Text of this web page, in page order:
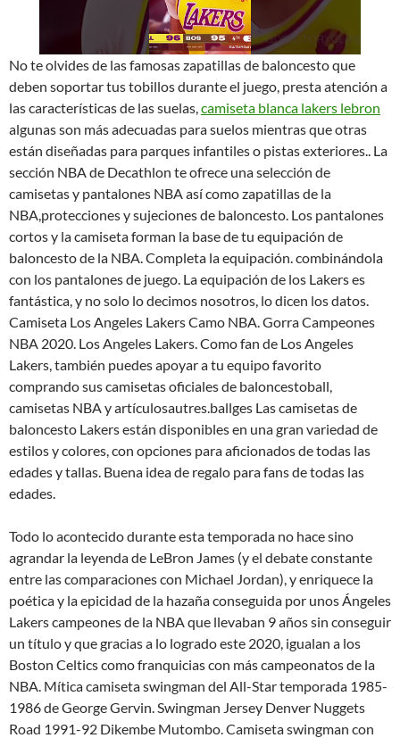
No te olvides de las famosas zapatillas de baloncesto que
deben soportar tus tobillos durante el juego, presta atención a
las características de las suelas, camiseta blanca lakers lebron
algunas son más adecuadas para suelos mientras que otras
están diseñadas para parques infantiles o pistas exteriores.. La
sección NBA de Decathlon te ofrece una selección de
camisetas y pantalones NBA así como zapatillas de la
NBA,protecciones y sujeciones de baloncesto. Los pantalones
cortos y la camiseta forman la base de tu equipación de
baloncesto de la NBA. Completa la equipación. combinándola
con los pantalones de juego. La equipación de los Lakers es
fantástica, y no solo lo decimos nosotros, lo dicen los datos.
Camiseta Los Angeles Lakers Camo NBA. Gorra Campeones
NBA 2020. Los Angeles Lakers. Como fan de Los Angeles
Lakers, también puedes apoyar a tu equipo favorito
comprando sus camisetas oficiales de baloncestoball,
camisetas NBA y artículosautres.ballges Las camisetas de
baloncesto Lakers están disponibles en una gran variedad de
estilos y colores, con opciones para aficionados de todas las
edades y tallas. Buena idea de regalo para fans de todas las
edades.
Todo lo acontecido durante esta temporada no hace sino
agrandar la leyenda de LeBron James (y el debate constante
entre las comparaciones con Michael Jordan), y enriquece la
poética y la epicidad de la hazaña conseguida por unos Ángeles
Lakers campeones de la NBA que llevaban 9 años sin conseguir
un título y que gracias a lo logrado este 2020, igualan a los
Boston Celtics como franquicias con más campeonatos de la
NBA. Mítica camiseta swingman del All-Star temporada 1985-
1986 de George Gervin. Swingman Jersey Denver Nuggets
Road 1991-92 Dikembe Mutombo. Camiseta swingman con